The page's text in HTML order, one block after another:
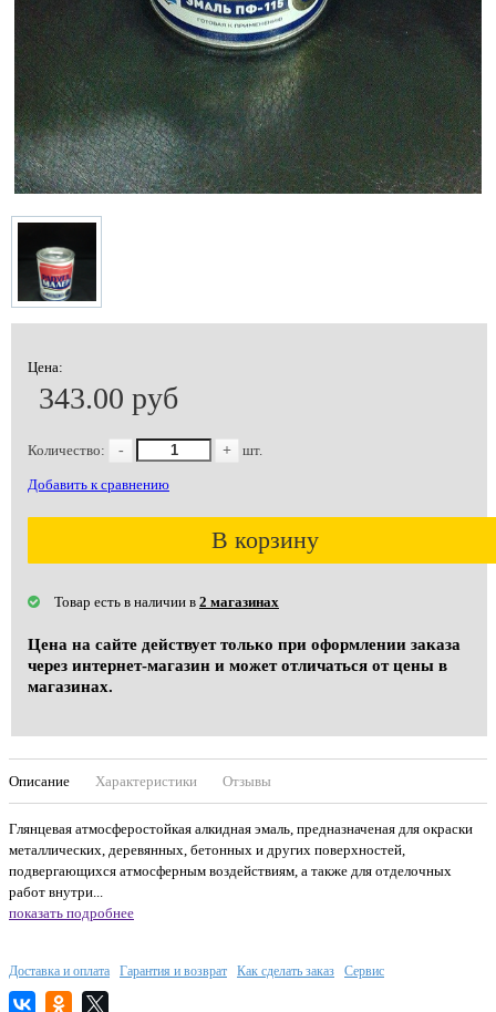
Цена:
343.00 руб
Количество: - + шт.
Добавить к сравнению
В корзину
Товар есть в наличии в 2 магазинах
Цена на сайте действует только при оформлении заказа
через интернет-магазин и может отличаться от цены в
магазинах.
Описание Характеристики Отзывы
Глянцевая атмосферостойкая алкидная эмаль, предназначеная для окраски
металлических, деревянных, бетонных и других поверхностей,
подвергающихся атмосферным воздействиям, а также для отделочных
работ внутри...
показать подробнее
Доставка и оплата Гарантия и возврат Как сделать заказ Сервис